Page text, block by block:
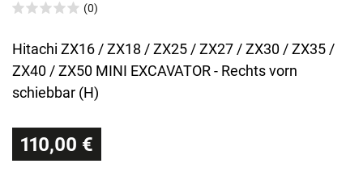
(0)
Hitachi ZX16 / ZX18 / ZX25 / ZX27 / ZX30 / ZX35 /
ZX40 / ZX50 MINI EXCAVATOR - Rechts vorn
schiebbar (H)
110,00 €